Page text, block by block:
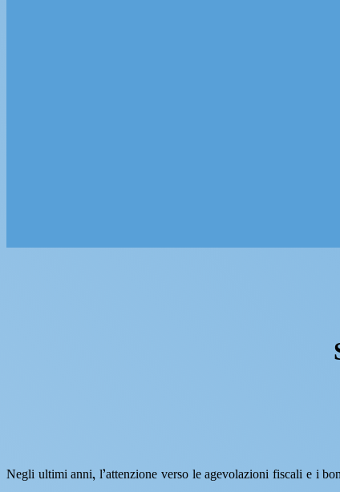
Negli ultimi anni, l’attenzione verso le agevolazioni fiscali e i